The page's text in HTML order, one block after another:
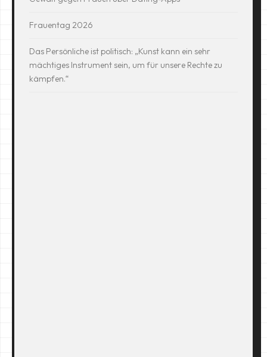
Frauentag 2026
Das Persönliche ist politisch: „Kunst kann ein sehr
mächtiges Instrument sein, um für unsere Rechte zu
kämpfen.“